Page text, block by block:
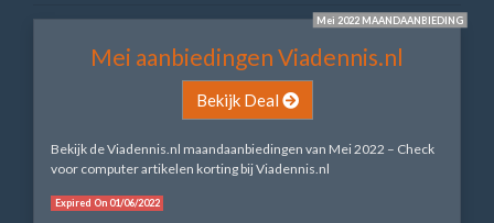
Mei 2022 MAANDAANBIEDING
Mei aanbiedingen Viadennis.nl
Bekijk Deal
Bekijk de Viadennis.nl maandaanbiedingen van Mei 2022 – Check
voor computer artikelen korting bij Viadennis.nl
Expired On 01/06/2022